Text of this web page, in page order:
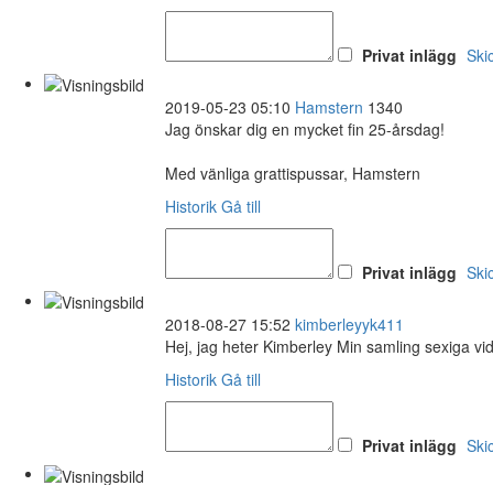
Privat inlägg
2019-05-23 05:10 Hamstern 1340
Jag önskar dig en mycket fin 25-årsdag!
Med vänliga grattispussar, Hamstern
Historik Gå till
Privat inlägg
2018-08-27 15:52 kimberleyyk411
Hej, jag heter Kimberley Min samling sexiga
Historik Gå till
Privat inlägg